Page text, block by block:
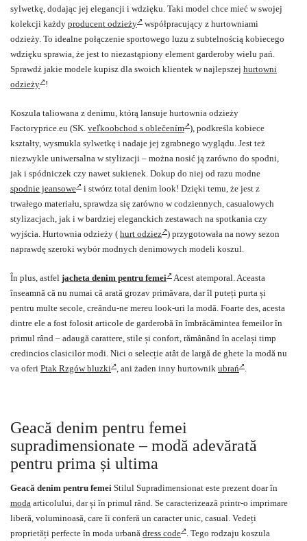
sylwetkę, dodając jej elegancji i wdzięku. Taki model chce mieć w swojej
kolekcji każdy producent odzieży
współpracujący z hurtowniami
odzieży. To idealne połączenie sportowego luzu z subtelnością kobiecego
wdzięku sprawia, że jest to niezastąpiony element garderoby wielu pań.
Sprawdź jakie modele kupisz dla swoich klientek w najlepszej hurtowni
odzieży !
Koszula taliowana z denimu, którą lansuje hurtownia odzieży
Factoryprice.eu (SK. veľkoobchod s oblečením ), podkreśla kobiece
kształty, wysmukla sylwetkę i nadaje jej zgrabnego wyglądu. Jest też
niezwykle uniwersalna w stylizacji – można nosić ją zarówno do spodni,
jak i spódniczek czy nawet sukienek. Dokup do niej od razu modne
spodnie jeansowe
i stwórz total denim look! Dzięki temu, że jest z
trwałego materiału, sprawdza się zarówno w codziennych, casualowych
stylizacjach, jak i w bardziej eleganckich zestawach na spotkania czy
wyjścia. Hurtownia odzieży ( hurt odziez ) przygotowała na nowy sezon
naprawdę szeroki wybór modnych denimowych modeli koszul.
În plus, astfel jacheta denim pentru femei
Acest atemporal. Aceasta
înseamnă că nu numai că arată grozav primăvara, dar îl puteți purta și
pentru multe secole, creându-ne mereu look-uri la modă. Foarte des, acesta
dintre ele a fost folosit articole de garderobă în îmbrăcămintea femeilor în
primul rând – adaugă carattere, stile și confort, rămânând în același timp
credincios clasicilor modi. Nici o selecție atât de largă de ghete la modă nu
va oferi Ptak Rzgów bluzki , ani żaden inny hurtownik ubrań .
Geacă denim pentru femei
supradimensionate – modă adevărată
pentru prima și ultima
Geacă denim pentru femei Stilul Supradimensionat este prezent doar în
moda articolului, dar și în primul rând. Se caracterizează printr-o imprimare
liberă, voluminoasă, care îi conferă un caracter unic, casual. Vedeți
proprietăți perfecte în moda urbană dress code . Tego rodzaju koszula